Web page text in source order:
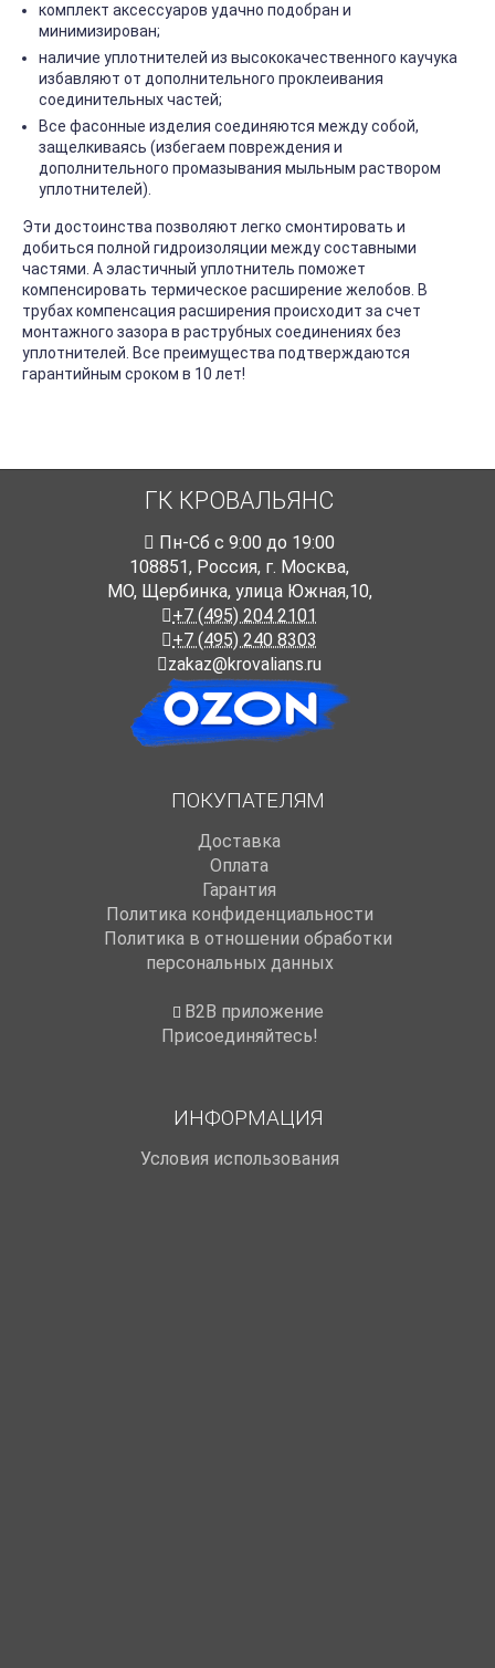
комплект аксессуаров удачно подобран и
минимизирован;
наличие уплотнителей из высококачественного каучука
избавляют от дополнительного проклеивания
соединительных частей;
Все фасонные изделия соединяются между собой,
защелкиваясь (избегаем повреждения и
дополнительного промазывания мыльным раствором
уплотнителей).
Эти достоинства позволяют легко смонтировать и
добиться полной гидроизоляции между составными
частями. А эластичный уплотнитель поможет
компенсировать термическое расширение желобов. В
трубах компенсация расширения происходит за счет
монтажного зазора в раструбных соединениях без
уплотнителей. Все преимущества подтверждаются
гарантийным сроком в 10 лет!
ГК КРОВАЛЬЯНС
Пн-Cб с 9:00 до 19:00
108851, Россия, г. Москва,
МО, Щербинка, улица Южная,10,
+7 (495) 204 2101
+7 (495) 240 8303
zakaz@krovalians.ru
ПОКУПАТЕЛЯМ
Доставка
Оплата
Гарантия
Политика конфиденциальности
Политика в отношении обработки
персональных данных
B2B приложение
Присоединяйтесь!
ИНФОРМАЦИЯ
Условия использования